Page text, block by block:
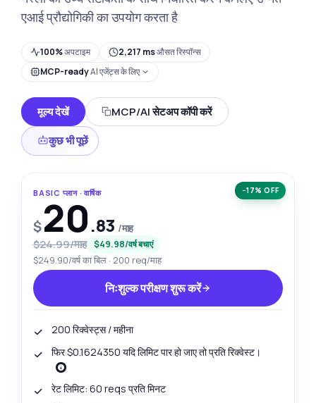
एआई प्रौद्योगिकी का उपयोग करता है
100%अपटाइम 2,217 msऔसत रिस्पॉन्स
MCP-readyAI एजेंट्स के लिए
मूल्य देखें
MCP/AI सेटअप कॉपी करें
कुछ भी पूछें
−17% OFF
BASIC प्लान · वार्षिक
$20.83 /माह
$24.99/माह $49.98/वर्ष बचाएं
$249.90/वर्ष का बिल · 200 req/माह
निःशुल्क परीक्षण शुरू करें
200 रिक्वेस्ट्स / महीना
फिर $0.1624350 यदि लिमिट पार हो जाए तो प्रति रिक्वेस्ट।
रेट लिमिट: 60 reqs प्रति मिनट